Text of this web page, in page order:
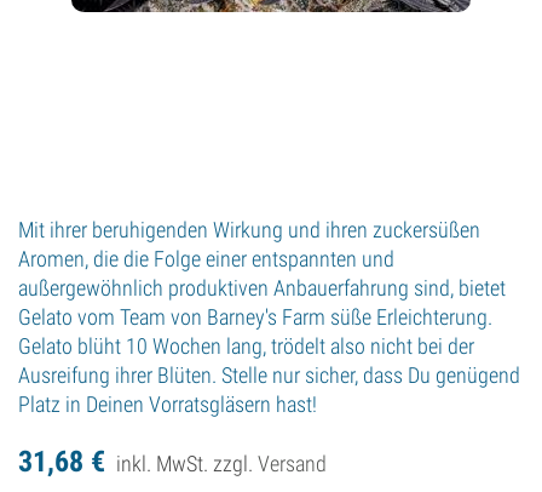
Mit ihrer beruhigenden Wirkung und ihren zuckersüßen
Aromen, die die Folge einer entspannten und
außergewöhnlich produktiven Anbauerfahrung sind, bietet
Gelato vom Team von Barney's Farm süße Erleichterung.
Gelato blüht 10 Wochen lang, trödelt also nicht bei der
Ausreifung ihrer Blüten. Stelle nur sicher, dass Du genügend
Platz in Deinen Vorratsgläsern hast!
31,68 € inkl. MwSt. zzgl. Versand